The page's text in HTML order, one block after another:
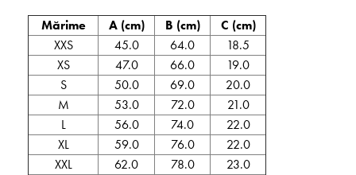
Mărime A (cm) B (cm)
C (cm)
XXS
45.0 64.0
18.5
XS
47.0 66.0
19.0
S
50.0 69.0
20.0
M
53.0 72.0
21.0
L
56.0 74.0
22.0
XL
59.0 76.0
22.0
XXL
62.0 78.0
23.0